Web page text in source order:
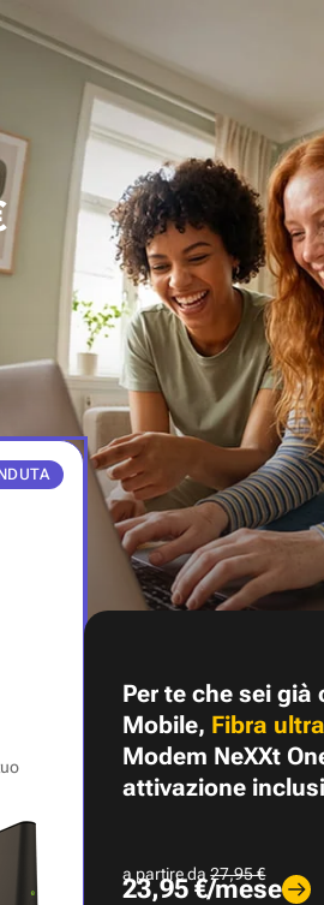
Per te che sei
Mobile, Fibra
Modem NeXXt
attivazione inclusi
a partire da27,95 €
23,95 €/mese